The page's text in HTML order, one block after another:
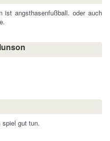
ist angsthasenfußball. oder auch
spiel gut tun.